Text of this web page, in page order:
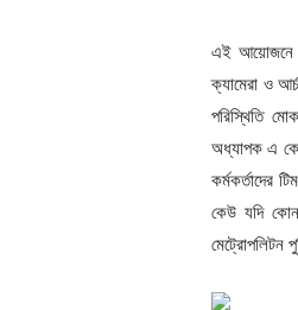
এই আয়োজনে
ক্যামেরা ও
পরিস্থিতি
অধ্যাপক এ কে
কর্মকর্তাদের
কেউ যদি
মেট্রোপলিটন